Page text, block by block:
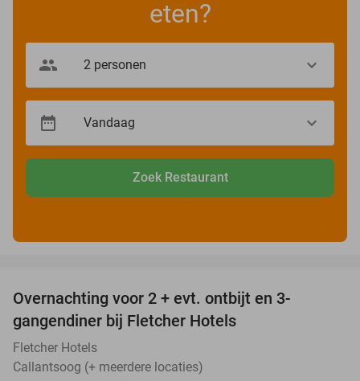
eten?
Zoek Restaurant
Overnachting voor 2 + evt. ontbijt en 3-
gangendiner bij Fletcher Hotels
Fletcher Hotels
Callantsoog (+ meerdere locaties)